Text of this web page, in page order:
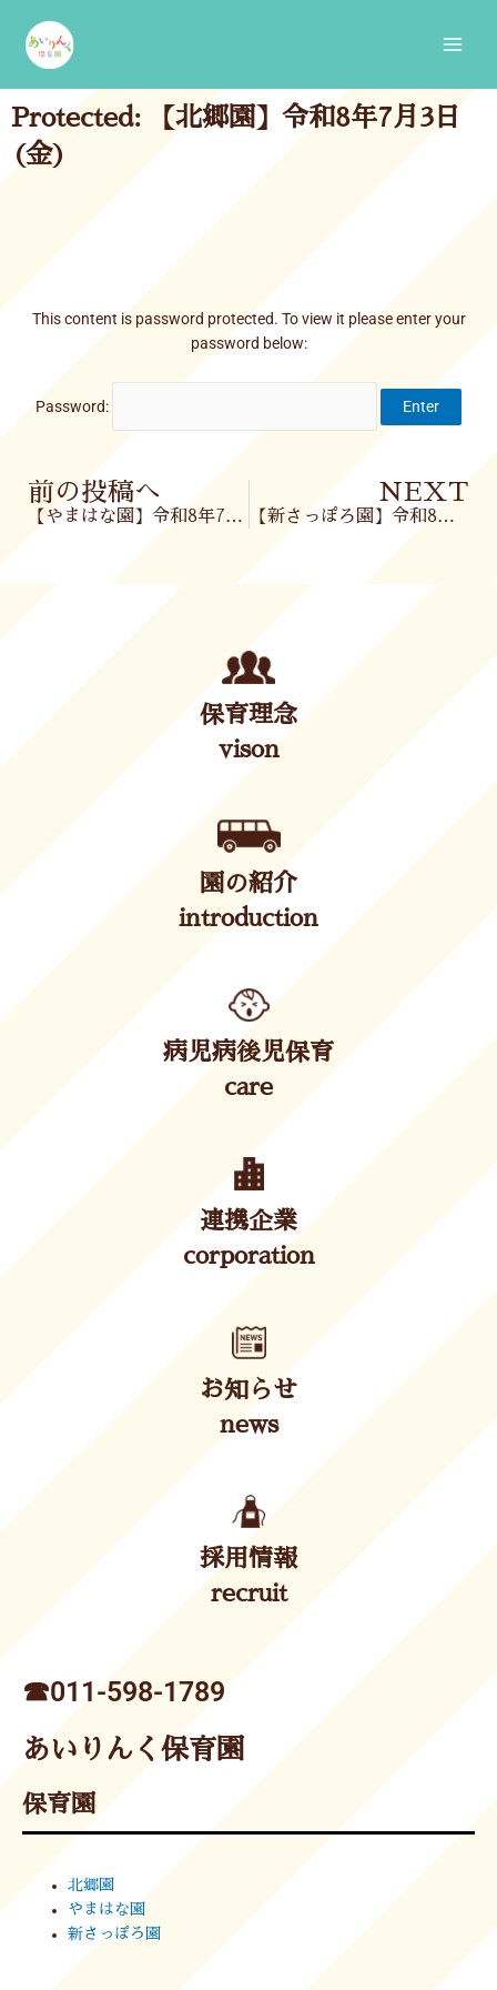
content
Protected: 【北郷園】令和8年7月3日
(金)
This content is password protected. To view it please enter your
password below:
Password:
Prev
前の投稿へ
【やまはな園】令和8年7月2日（木）
NEXT
【新さっぽろ園】令和8年7月3日(金)
保育理念
vison
園の紹介
introduction
病児病後児保育
care
連携企業
corporation
お知らせ
news
採用情報
recruit
☎︎011-598-1789
あいりんく保育園
保育園
北郷園
やまはな園
新さっぽろ園